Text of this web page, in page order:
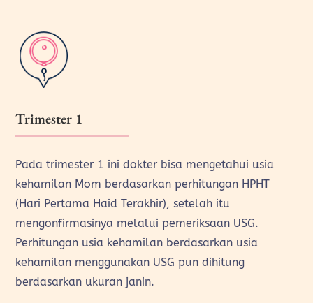
Trimester 1
Pada trimester 1 ini dokter bisa mengetahui usia
kehamilan Mom berdasarkan perhitungan HPHT
(Hari Pertama Haid Terakhir), setelah itu
mengonfirmasinya melalui pemeriksaan USG.
Perhitungan usia kehamilan berdasarkan usia
kehamilan menggunakan USG pun dihitung
berdasarkan ukuran janin.